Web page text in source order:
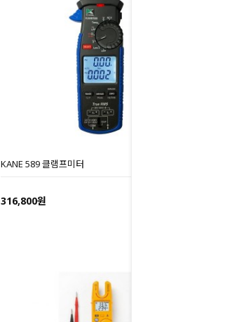
KANE 589 클램프미터
316,800원